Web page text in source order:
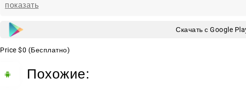
показать
Скачать с Google
Price $0 (Бесплатно)
Похожие: